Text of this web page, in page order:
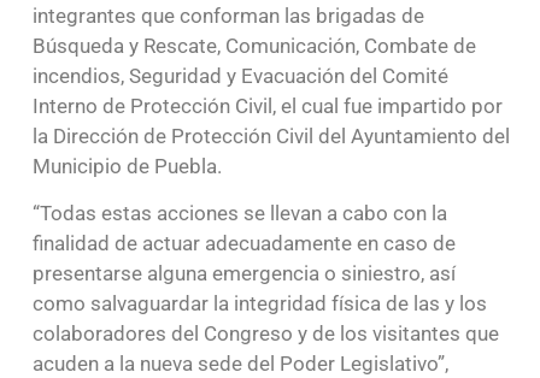
integrantes que conforman las brigadas de
Búsqueda y Rescate, Comunicación, Combate de
incendios, Seguridad y Evacuación del Comité
Interno de Protección Civil, el cual fue impartido por
la Dirección de Protección Civil del Ayuntamiento del
Municipio de Puebla.
“Todas estas acciones se llevan a cabo con la
finalidad de actuar adecuadamente en caso de
presentarse alguna emergencia o siniestro, así
como salvaguardar la integridad física de las y los
colaboradores del Congreso y de los visitantes que
acuden a la nueva sede del Poder Legislativo”,